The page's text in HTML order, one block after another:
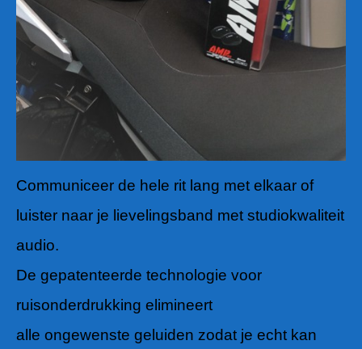
Communiceer de hele rit lang met elkaar of
luister naar je lievelingsband met studiokwaliteit
audio.
De gepatenteerde technologie voor
ruisonderdrukking elimineert
alle ongewenste geluiden zodat je echt kan